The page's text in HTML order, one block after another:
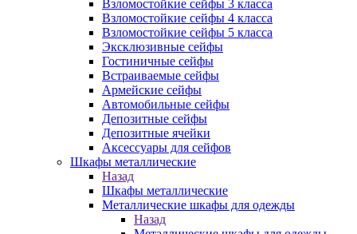
Взломостойкие сейфы 3 класса
Взломостойкие сейфы 4 класса
Взломостойкие сейфы 5 класса
Эксклюзивные сейфы
Гостиничные сейфы
Встраиваемые сейфы
Армейские сейфы
Автомобильные сейфы
Депозитные сейфы
Депозитные ячейки
Аксессуары для сейфов
Шкафы металлические
Назад
Шкафы металлические
Металлические шкафы для одежды
Назад